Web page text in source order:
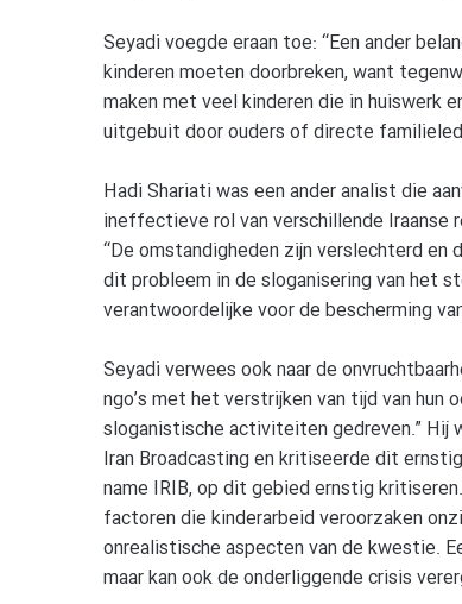
Seyadi voegde eraan toe: “Een ander
kinderen moeten doorbreken, want
maken met veel kinderen die in huiswerk
uitgebuit door ouders of directe
Hadi Shariati was een ander analist die
ineffectieve rol van verschillende Iraanse
“De omstandigheden zijn verslechterd en
dit probleem in de sloganisering van het
verantwoordelijke voor de bescherming
Seyadi verwees ook naar de
ngo’s met het verstrijken van tijd van hun
sloganistische activiteiten gedreven.” Hij
Iran Broadcasting en kritiseerde dit
name IRIB, op dit gebied ernstig
factoren die kinderarbeid veroorzaken
onrealistische aspecten van de kwestie.
maar kan ook de onderliggende crisis